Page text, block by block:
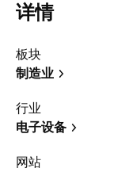
详情
板块
制造业
行业
电子设备
网站